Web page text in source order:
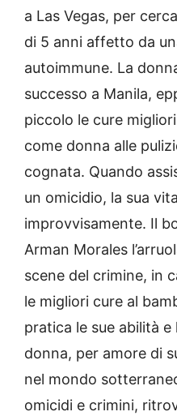
a Las Vegas, per
di 5 anni affetto da
autoimmune. La
successo a Manila,
piccolo le cure
come donna alle
cognata. Quando
un omicidio, la sua
improvvisamente. Il
Arman Morales
scene del crimine, in
le migliori cure al
pratica le sue abilità e
donna, per amore di
nel mondo
omicidi e crimini,